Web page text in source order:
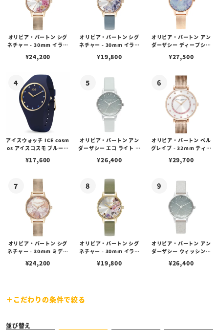
オリビア・バートン シグ
ネチャー - 30mm イラス
ローズゴールド メッシュ
¥24,200
オリビア・バートン シグ
ネチャー - 30mm イラス
ローズゴールド & チョー
プ ウォッチ
¥19,800
オリビア・バートン アン
ダーザシー ディープシー
ーカー & ローズ ゴールド
¥27,500
アイスウォッチ ICE cosm
os アイスコスモ ブルーシ
¥17,600
オリビア・バートン アン
ダーザシー エコ ライト グ
ンドリー［Eco BOX付
¥26,400
オリビア・バートン ベル
グレイブ - 32mm ティー
ションゴールドメッシュ
¥29,700
オリビア・バートン シグ
ネチャー - 30mm ミディ
ローズゴールド メッシュ
¥24,200
オリビア・バートン シグ
ネチャー - 30mm イラス
ゴールド & セージグリー
¥19,800
オリビア・バートン アン
ダーザシー ウィッシング
ッターダイヤル ホワイト
¥26,400
こだわりの条件で絞る
並び替え